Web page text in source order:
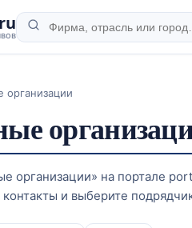
организации
организации» на портале
и выберите